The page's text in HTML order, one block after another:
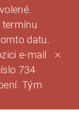
datu.
e-mail
734
Tým